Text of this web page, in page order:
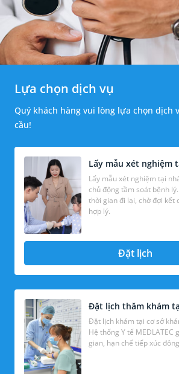
Lựa chọn dịch vụ
Quý khách hàng vui lòng lựa chọn dịch
cầu!
Lấy mẫu xét nghiệm
Lấy mẫu xét nghiệm tại
chủ động tầm soát bệnh
thời gian đi lại, chờ đợi kết quả với mức chi phí
hợp lý.
Đặt lịch
Đặt lịch thăm khám
Đặt lịch khám tại cơ sở
Hệ thống Y tế MEDLATEC
gian, hạn chế tiếp